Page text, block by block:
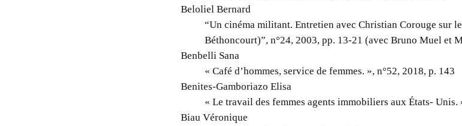
Beloliel Bernard
“Un cinéma militant. Entretien avec Christian Corouge sur
Béthoncourt)”, n°24, 2003, pp. 13-21 (avec Bruno Muel et
Benbelli Sana
« Café d’hommes, service de femmes. », n°52, 2018, p. 143
Benites-Gamboriazo Elisa
« Le travail des femmes agents immobiliers aux États- Unis.
Biau Véronique